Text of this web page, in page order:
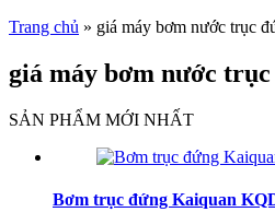
Trang chủ » giá máy bơm nước trục
giá máy bơm nước
SẢN PHẨM MỚI NHẤT
Bơm trục đứng Kaiquan